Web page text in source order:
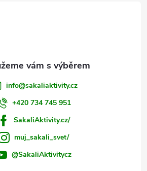
info@sakaliaktivity.cz
+420 734 745 951
SakaliAktivity.cz/
muj_sakali_svet/
@SakaliAktivitycz